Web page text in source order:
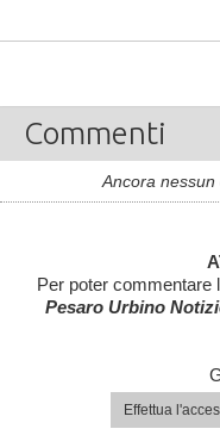
Commenti
Ancora
Per poter commentare
Pesaro Urbino
Effettua